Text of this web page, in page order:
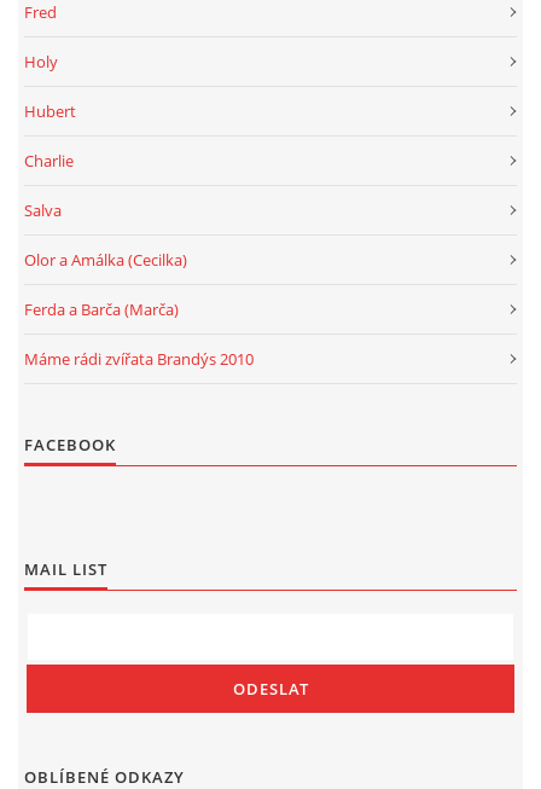
Fred
Holy
Hubert
Charlie
Salva
Olor a Amálka (Cecilka)
Ferda a Barča (Marča)
Máme rádi zvířata Brandýs 2010
FACEBOOK
MAIL LIST
OBLÍBENÉ ODKAZY